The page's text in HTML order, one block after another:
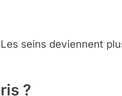
seins deviennent
?